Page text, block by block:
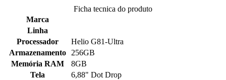
Ficha tecnica do produto
Marca
Linha
Processador
Helio G81-Ultra
Armazenamento
256GB
Memória RAM
8GB
Tela
6,88" Dot Drop